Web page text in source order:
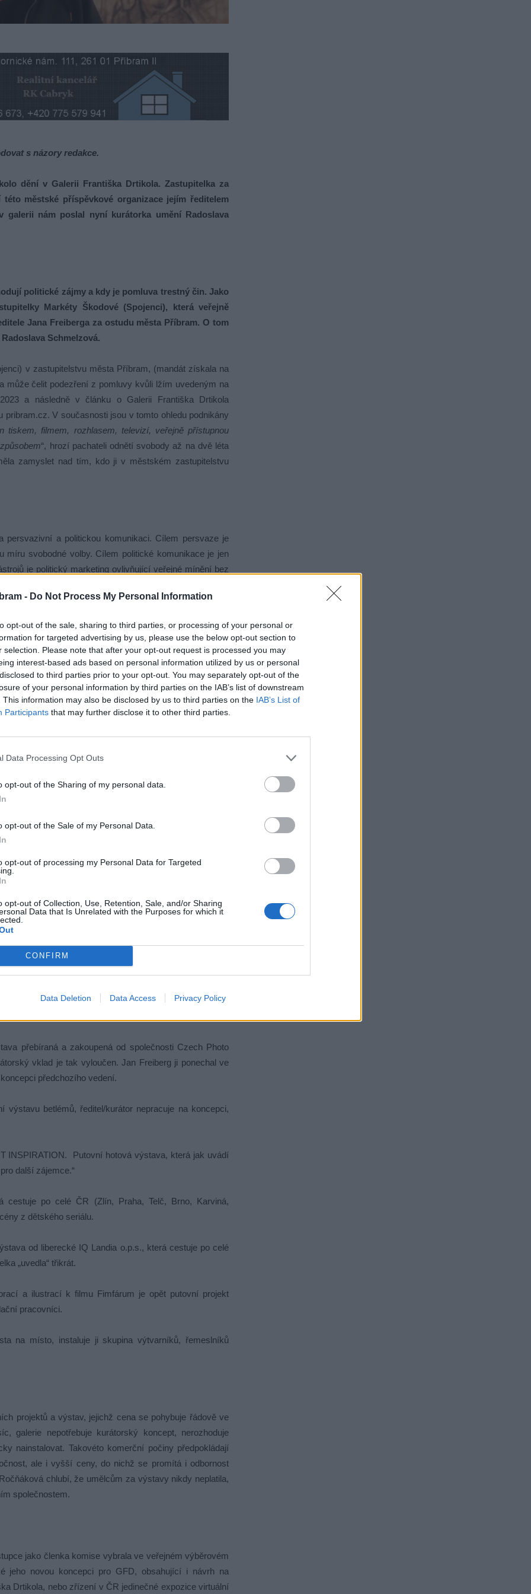
- Do Not Process My Personal Information
opt-out of the sale, sharing to third parties, or processing of your personal or
for targeted advertising by us, please use the below opt-out section to
selection. Please note that after your opt-out request is processed you may
interest-based ads based on personal information utilized by us or personal
to third parties prior to your opt-out. You may separately opt-out of the
of your personal information by third parties on the IAB’s list of downstream
This information may also be disclosed by us to third parties on the IAB’s List of
Participants that may further disclose it to other third parties.
Data Processing Opt Outs
opt-out of the Sharing of my personal data.
opt-out of the Sale of my Personal Data.
opt-out of processing my Personal Data for Targeted
opt-out of Collection, Use, Retention, Sale, and/or Sharing
Data that Is Unrelated with the Purposes for which it
CONFIRM
Data Deletion Data Access Privacy Policy
s názory redakce.
dění v Galerii Františka Drtikola. Zastupitelka za
městské příspěvkové organizace jejím ředitelem
galerii nám poslal nyní kurátorka umění Radoslava
politické zájmy a kdy je pomluva trestný čin. Jako
Markéty Škodové (Spojenci), která veřejně
Jana Freiberga za ostudu města Příbram. O tom
Schmelzová.
v zastupitelstvu města Příbram, (mandát získala na
může čelit podezření z pomluvy kvůli lžím uvedeným na
a následně v článku o Galerii Františka Drtikola
V současnosti jsou v tomto ohledu podnikány
tiskem, filmem, rozhlasem, televizí, veřejně přístupnou
“, hrozí pachateli odnětí svobody až na dvě léta
zamyslet nad tím, kdo ji v městském zastupitelstvu
persvazivní a politickou komunikaci. Cílem persvaze je
míru svobodné volby. Cílem politické komunikace je jen
je politický marketing ovlivňující veřejné mínění bez
volbami do zastupitelstva dne 13. 9. 2022 v
využila při útoku na GFD a jejího ředitele v médiích.
dne 24. 4. 2023 a to bez jakékoli diskuse
veřejností, dva dny poté 26. 4. vydal pribram.cz
Františka Drtikola. Jen o den později 27. 4. 2023 se
koalice Spojenci) v článkuPostřehy z dubnového
pečlivá analýza a zmapování subjektu, analýze ředitele
desítky hodin, ovšem bez odborných znalostí
provozu galerií a muzeí. Výsledkem je zveřejnění
hodnotících soudů.
k jednání zastupitelstva položil otázku, proč „tyto věci“
a ne placení funkcionáři. A sám si nechtěně odpověděl:
rozhodují politické zájmy.
galerie paní Hany Ročňákové, která ve vedoucí
„
to znamená, že ani jedna z výstav nemohla získat
svého trvání, důsledkem je odsunutí galerie na
zpětné odborné vazby, a tedy profesionální
je měřítkem kvalitního programu. Nelze plošně vše
diskuse, nikoli politické.
12 výstavních projektů ročně, si vezměme některé její
přebíraná a zakoupená od společnosti Czech Photo
vklad je tak vyloučen. Jan Freiberg ji ponechal ve
předchozího vedení.
výstavu betlémů, ředitel/kurátor nepracuje na koncepci,
INSPIRATION. Putovní hotová výstava, která jak uvádí
další zájemce.“
po celé ČR (Zlín, Praha, Telč, Brno, Karviná,
z dětského seriálu.
od liberecké IQ Landia o.p.s., která cestuje po celé
„uvedla“ třikrát.
a ilustrací k filmu Fimfárum je opět putovní projekt
pracovníci.
na místo, instaluje ji skupina výtvarníků, řemeslníků
projektů a výstav, jejichž cena se pohybuje řádově ve
galerie nepotřebuje kurátorský koncept, nerozhoduje
nainstalovat. Takovéto komerční počiny předpokládají
ale i vyšší ceny, do nichž se promítá i odbornost
chlubí, že umělcům za výstavy nikdy neplatila,
společnostem.
jako členka komise vybrala ve veřejném výběrovém
jeho novou koncepci pro GFD, obsahující i návrh na
Drtikola, nebo zřízení v ČR jedinečné expozice virtuální